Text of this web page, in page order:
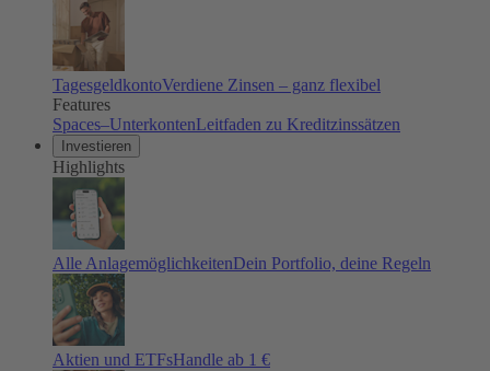
TagesgeldkontoVerdiene Zinsen – ganz flexibel
Features
Spaces–UnterkontenLeitfaden zu Kreditzinssätzen
Investieren
Highlights
Alle AnlagemöglichkeitenDein Portfolio, deine Regeln
Aktien und ETFsHandle ab 1 €